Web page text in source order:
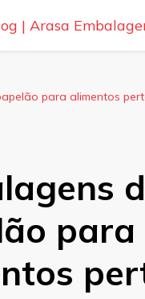
e salgados.
a qualidade
para alimentos
para